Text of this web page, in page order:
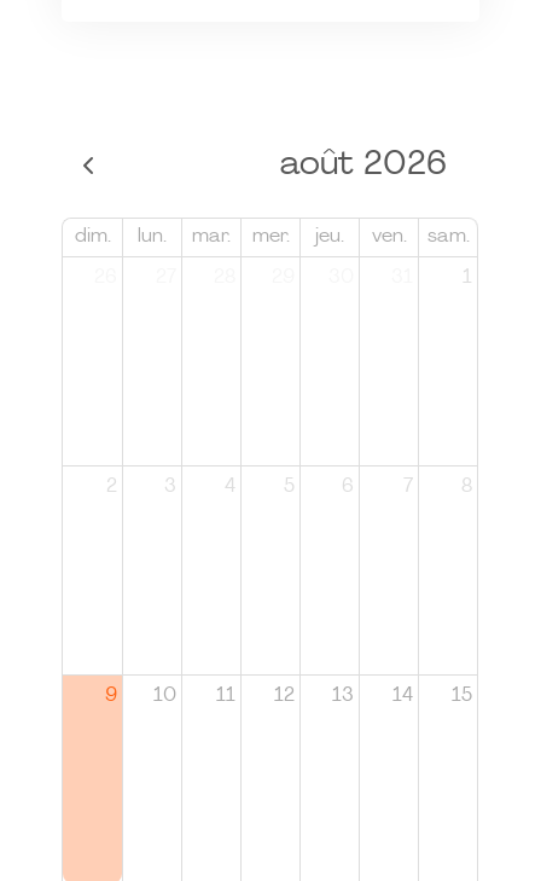
août 2026
dim. lun. mar. mer. jeu. ven. sam.
1
2 3 4 5 6 7 8
9 10 11 12 13 14 15